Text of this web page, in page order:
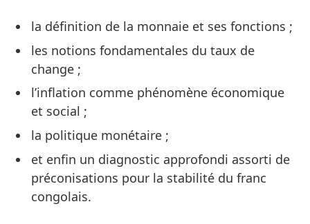
la définition de la monnaie et ses fonctions ;
les notions fondamentales du taux de
change ;
l’inflation comme phénomène économique
et social ;
la politique monétaire ;
et enfin un diagnostic approfondi assorti de
préconisations pour la stabilité du franc
congolais.